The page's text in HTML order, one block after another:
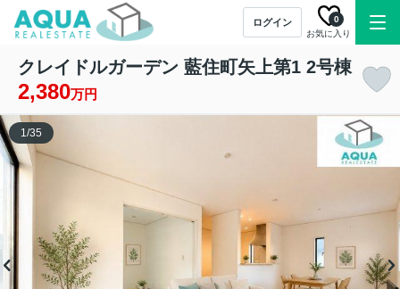
ログイン
お気に入り
0
クレイドルガーデン 藍住町矢上第1 2号棟
2,380万円
1/35